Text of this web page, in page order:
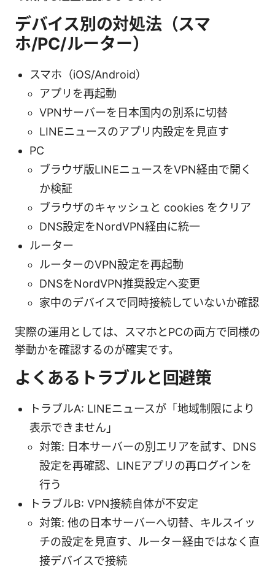
デバイス別の対処法（スマ
ホ/PC/ルーター）
スマホ（iOS/Android）
アプリを再起動
VPNサーバーを日本国内の別系に切替
LINEニュースのアプリ内設定を見直す
PC
ブラウザ版LINEニュースをVPN経由で開く
か検証
ブラウザのキャッシュと cookies をクリア
DNS設定をNordVPN経由に統一
ルーター
ルーターのVPN設定を再起動
DNSをNordVPN推奨設定へ変更
家中のデバイスで同時接続していないか確認
実際の運用としては、スマホとPCの両方で同様の
挙動かを確認するのが確実です。
よくあるトラブルと回避策
トラブルA: LINEニュースが「地域制限により
表示できません」
対策: 日本サーバーの別エリアを試す、DNS
設定を再確認、LINEアプリの再ログインを
行う
トラブルB: VPN接続自体が不安定
対策: 他の日本サーバーへ切替、キルスイッ
チの設定を見直す、ルーター経由ではなく直
接デバイスで接続